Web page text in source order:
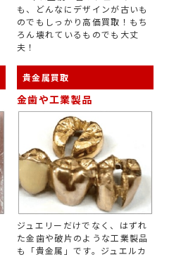
も、どんなにデザインが古いも
のでもしっかり高価買取！もち
ろん壊れているものでも大丈
夫！
貴金属買取
金歯や工業製品
ジュエリーだけでなく、はずれ
た金歯や破片のような工業製品
も「貴金属」です。ジュエルカ